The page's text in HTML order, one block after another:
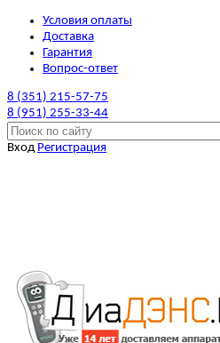
Условия оплаты
Доставка
Гарантия
Вопрос-ответ
8 (351) 215-57-75
8 (951) 255-33-44
Вход Регистрация